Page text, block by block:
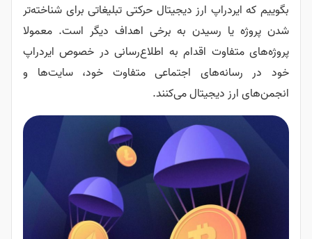
بگوییم که ایردراپ ارز دیجیتال حرکتی تبلیغاتی برای شناخته‌تر
شدن پروژه یا رسیدن به برخی اهداف دیگر است. معمولا
پروژه‌های متفاوت اقدام به اطلاع‌رسانی در خصوص ایردراپ
خود در رسانه‌های اجتماعی متفاوت خود، سایت‌ها و
انجمن‌های ارز دیجیتال می‌کنند.